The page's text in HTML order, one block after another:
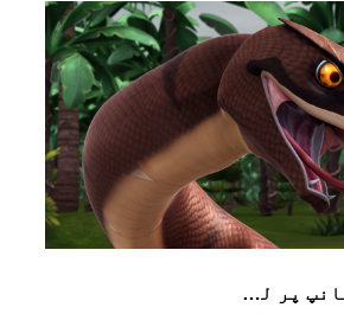
باغِ عدن میں سانپ پر لعنت کی گٸ